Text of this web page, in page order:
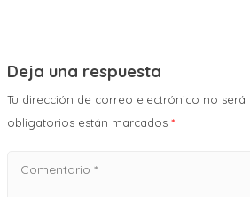
Deja una respuesta
Tu dirección de correo electrónico no será
obligatorios están marcados *
Comentario